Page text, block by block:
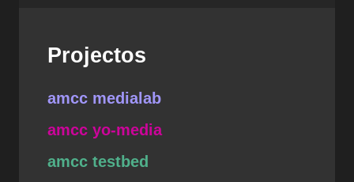
Projectos
amcc medialab
amcc yo-media
amcc testbed